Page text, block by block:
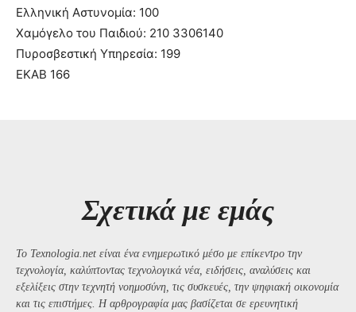
Ελληνική Αστυνομία: 100
Χαμόγελο του Παιδιού: 210 3306140
Πυροσβεστική Υπηρεσία: 199
ΕΚΑΒ 166
Σχετικά με εμάς
Το Texnologia.net είναι ένα ενημερωτικό μέσο με επίκεντρο την
τεχνολογία, καλύπτοντας τεχνολογικά νέα, ειδήσεις, αναλύσεις και
εξελίξεις στην τεχνητή νοημοσύνη, τις συσκευές, την ψηφιακή οικονομία
και τις επιστήμες. Η αρθρογραφία μας βασίζεται σε ερευνητική